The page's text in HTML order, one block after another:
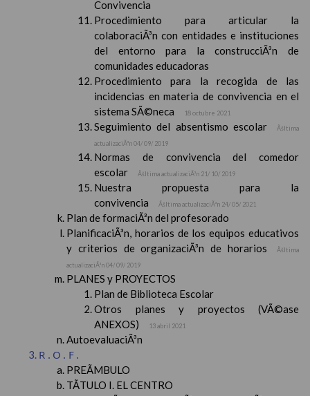
Convivencia
Procedimiento para articular la
colaboraciÃ³n con entidades e instituciones
del entorno para la construcciÃ³n de
comunidades educadoras
Procedimiento para la recogida de las
incidencias en materia de convivencia en el
sistema SÃ©neca
18 octubre 2021
Seguimiento del absentismo escolar
Ãšltima
actualizaciÃ³n 04/ 09/ 2019
Normas de convivencia del comedor
escolar
Ãšltima actualizaciÃ³n 21/ 10/ 2019
Nuestra propuesta para la
convivencia
Ãšltima actualizaciÃ³n 24/ 05/ 2021
Plan de formaciÃ³n del profesorado
PlanificaciÃ³n, horarios de los equipos educativos
y criterios de organizaciÃ³n de horarios
Ãšltima
actualizaciÃ³n 04/ 09/ 2019
PLANES y PROYECTOS
Plan de Biblioteca Escolar
Otros planes y proyectos (VÃ©ase
ANEXOS)
13 abril 2021
AutoevaluaciÃ³n
R.O.F.
PREÃMBULO
TÃTULO I. EL CENTRO